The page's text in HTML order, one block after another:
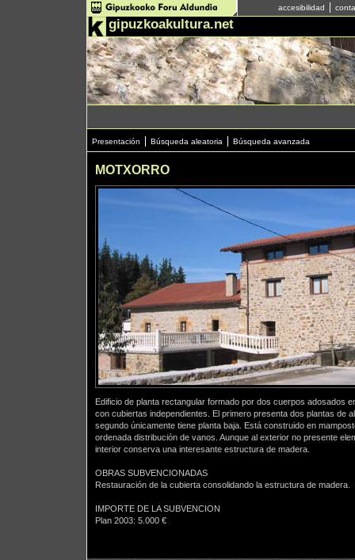
accesibilidad
gipuzkoakultura.net
Presentación Búsqueda aleatoria Búsqueda avanzada
MOTXORRO
Edificio de planta rectangular formado por dos cuerpos adosados
con cubiertas independientes. El primero presenta dos plantas de
segundo únicamente tiene planta baja. Está construido en
ordenada distribución de vanos. Aunque al exterior no presente
interior conserva una interesante estructura de madera.
OBRAS SUBVENCIONADAS
Restauración de la cubierta consolidando la estructura de madera.
IMPORTE DE LA SUBVENCION
Plan 2003: 5.000 €